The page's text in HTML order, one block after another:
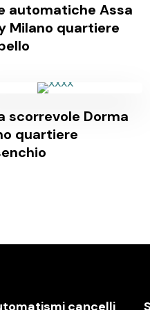
automatiche Assa
Milano quartiere
scorrevole Dorma
quartiere
cancelli